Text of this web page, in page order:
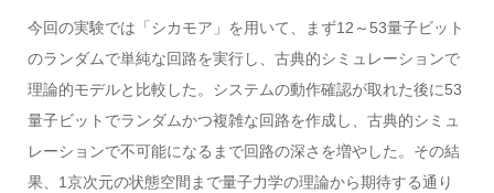
今回の実験では「シカモア」を用いて、まず12～53量子ビット
のランダムで単純な回路を実行し、古典的シミュレーションで
理論的モデルと比較した。システムの動作確認が取れた後に53
量子ビットでランダムかつ複雑な回路を作成し、古典的シミュ
レーションで不可能になるまで回路の深さを増やした。その結
果、1京次元の状態空間まで量子力学の理論から期待する通り